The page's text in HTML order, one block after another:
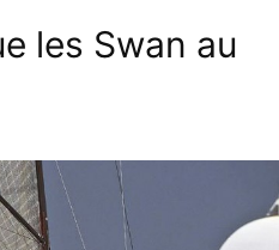
les Swan au